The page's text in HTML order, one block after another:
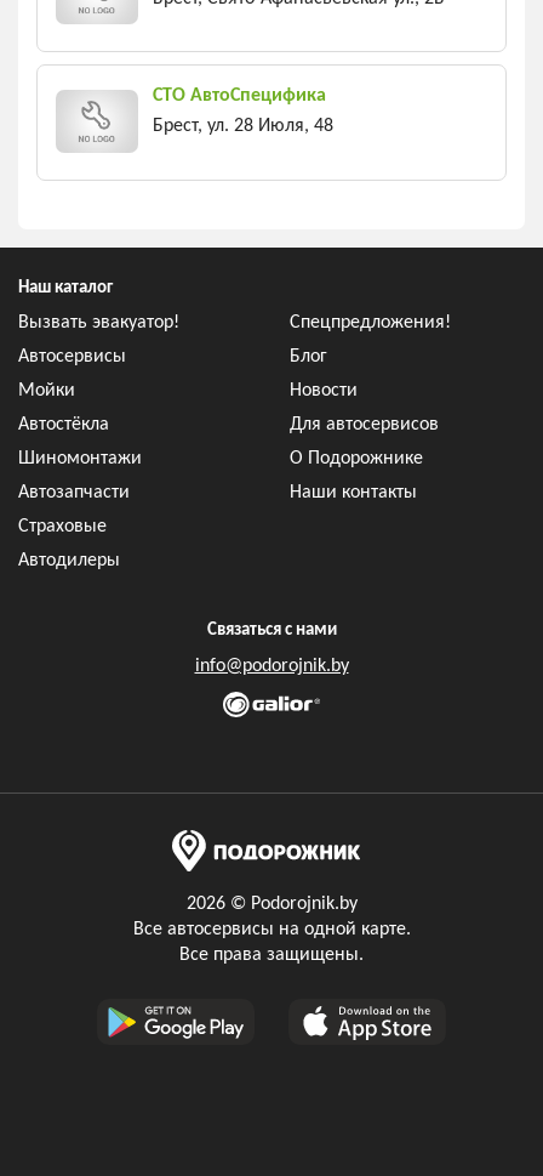
СТО АвтоСпецифика
Брест, ул. 28 Июля, 48
2026 © Podorojnik.by
Все автосервисы на одной карте.
Все права защищены.
Наш каталог
Вызвать эвакуатор!
Автосервисы
Мойки
Автостёкла
Шиномонтажи
Автозапчасти
Страховые
Автодилеры
Спецпредложения!
Блог
Новости
Для автосервисов
О Подорожнике
Наши контакты
Связаться с нами
info@podorojnik.by